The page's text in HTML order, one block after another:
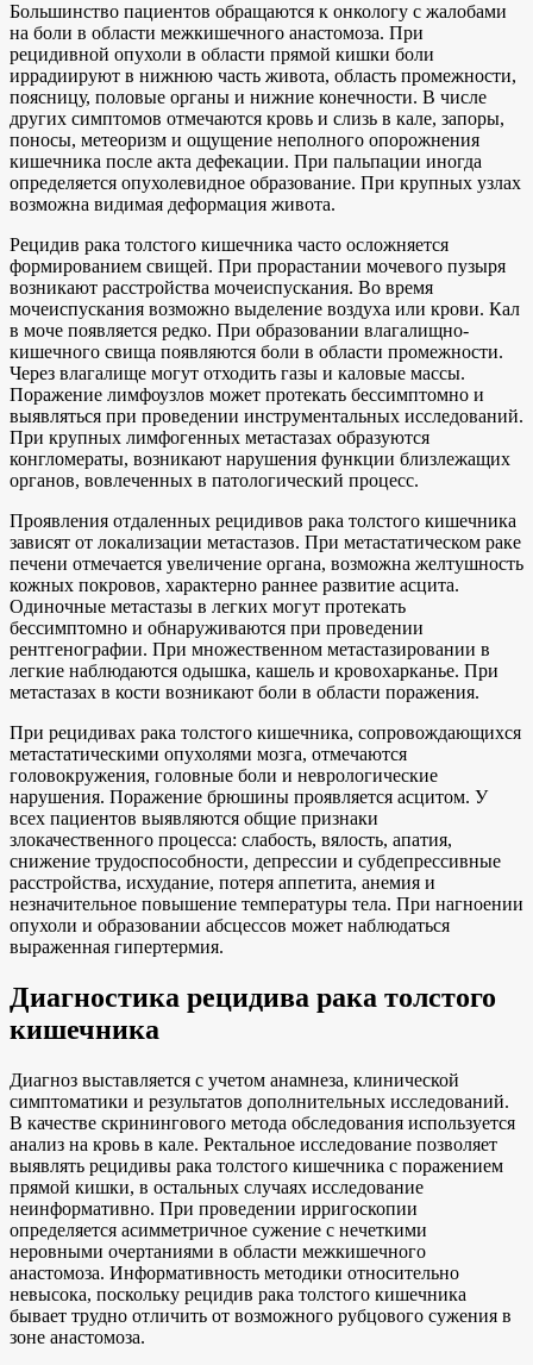
Большинство пациентов обращаются к онкологу с жалобами
на боли в области межкишечного анастомоза. При
рецидивной опухоли в области прямой кишки боли
иррадиируют в нижнюю часть живота, область промежности,
поясницу, половые органы и нижние конечности. В числе
других симптомов отмечаются кровь и слизь в кале, запоры,
поносы, метеоризм и ощущение неполного опорожнения
кишечника после акта дефекации. При пальпации иногда
определяется опухолевидное образование. При крупных узлах
возможна видимая деформация живота.
Рецидив рака толстого кишечника часто осложняется
формированием свищей. При прорастании мочевого пузыря
возникают расстройства мочеиспускания. Во время
мочеиспускания возможно выделение воздуха или крови. Кал
в моче появляется редко. При образовании влагалищно-
кишечного свища появляются боли в области промежности.
Через влагалище могут отходить газы и каловые массы.
Поражение лимфоузлов может протекать бессимптомно и
выявляться при проведении инструментальных исследований.
При крупных лимфогенных метастазах образуются
конгломераты, возникают нарушения функции близлежащих
органов, вовлеченных в патологический процесс.
Проявления отдаленных рецидивов рака толстого кишечника
зависят от локализации метастазов. При метастатическом раке
печени отмечается увеличение органа, возможна желтушность
кожных покровов, характерно раннее развитие асцита.
Одиночные метастазы в легких могут протекать
бессимптомно и обнаруживаются при проведении
рентгенографии. При множественном метастазировании в
легкие наблюдаются одышка, кашель и кровохарканье. При
метастазах в кости возникают боли в области поражения.
При рецидивах рака толстого кишечника, сопровождающихся
метастатическими опухолями мозга, отмечаются
головокружения, головные боли и неврологические
нарушения. Поражение брюшины проявляется асцитом. У
всех пациентов выявляются общие признаки
злокачественного процесса: слабость, вялость, апатия,
снижение трудоспособности, депрессии и субдепрессивные
расстройства, исхудание, потеря аппетита, анемия и
незначительное повышение температуры тела. При нагноении
опухоли и образовании абсцессов может наблюдаться
выраженная гипертермия.
Диагностика рецидива рака толстого
кишечника
Диагноз выставляется с учетом анамнеза, клинической
симптоматики и результатов дополнительных исследований.
В качестве скринингового метода обследования используется
анализ на кровь в кале. Ректальное исследование позволяет
выявлять рецидивы рака толстого кишечника с поражением
прямой кишки, в остальных случаях исследование
неинформативно. При проведении ирригоскопии
определяется асимметричное сужение с нечеткими
неровными очертаниями в области межкишечного
анастомоза. Информативность методики относительно
невысока, поскольку рецидив рака толстого кишечника
бывает трудно отличить от возможного рубцового сужения в
зоне анастомоза.